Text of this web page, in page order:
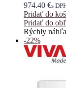
974.40 €s
Pridať do
Pridať do
Rýchly
-22%